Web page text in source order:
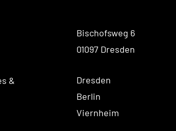
&
Bischofsweg 6
01097 Dresden
Dresden
Berlin
Viernheim